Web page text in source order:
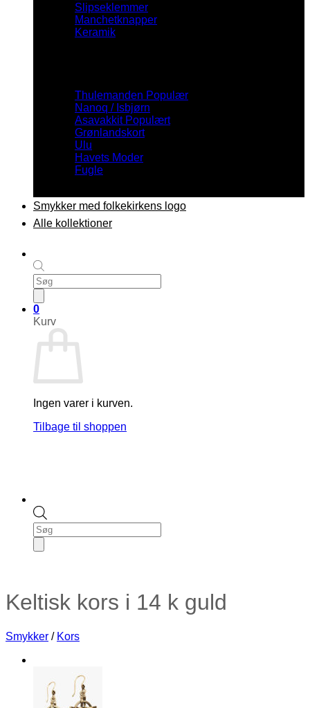
Products
search
0
Kurv
Ingen varer i kurven.
Tilbage til shoppen
Slipseklemmer
Manchetknapper
Keramik
Thulemanden
Nanoq / Isbjørn
Asavakkit
Grønlandskort
Ulu
Havets Moder
Fugle
Smykker med folkekirkens logo
Alle kollektioner
Products
search
Keltisk kors i 14 k guld
Smykker / Kors